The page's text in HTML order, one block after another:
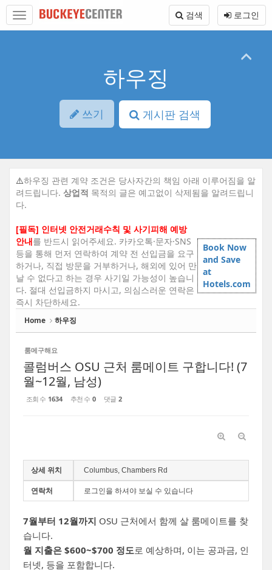
본
바
메
토
로그인
검색
하우징
쓰기 게시판 검색
⚠️하우징 관련 계약 조건은 당사자간의 책임 아래 이루어짐을 알
려드립니다. 상업적 목적의 글은 예고없이 삭제됨을 알려드립니
다.
[필독] 인터넷 안전거래수칙 및 사기피해 예방
안내를 반드시 읽어주세요. 카카오톡·문자·SNS
등을 통해 먼저 연락하여 계약 전 선입금을 요구
하거나, 직접 방문을 거부하거나, 해외에 있어 만
날 수 없다고 하는 경우 사기일 가능성이 높습니
다. 절대 선입금하지 마시고, 의심스러운 연락은
즉시 차단하세요.
Book Now
and Save
at
Hotels.com
Home 하우징
룸메구해요
콜럼버스 OSU 근처 룸메이트 구합니다! (7
월~12월, 남성)
조회 수 1634 추천 수 0 댓글 2
상세 위치 Columbus, Chambers Rd
연락처 로그인을 하셔야 보실 수 있습니다
7월부터 12월까지 OSU 근처에서 함께 살 룸메이트를 찾
습니다.
월 지출은 $600~$700 정도로 예상하며, 이는 공과금, 인
터넷, 등을 포함합니다.